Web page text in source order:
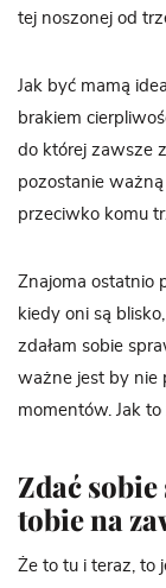
tej noszonej od
Jak być mamą
brakiem
do której zawsze
pozostanie
przeciwko komu
Znajoma ostatnio
kiedy oni są
zdałam sobie
ważne jest by nie
momentów. Jak to
Zdać
tobie na
Że to tu i teraz, to